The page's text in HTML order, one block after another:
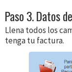
Paso 3. Datos
Llena todos los
tenga tu factura.